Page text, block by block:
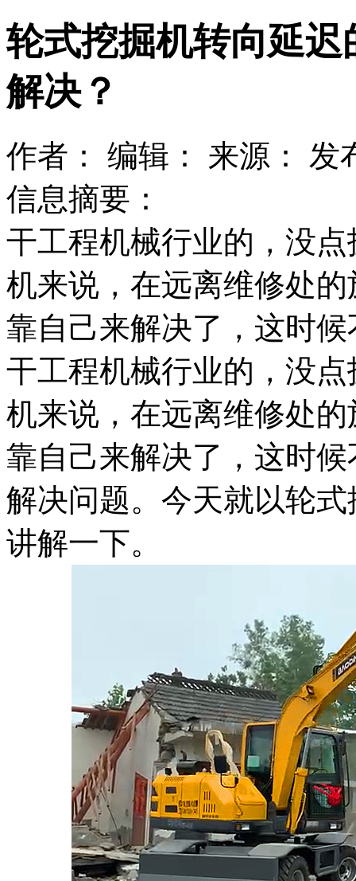
轮式挖掘机转向延
解决？
作者： 编辑： 来源： 发
信息摘要：
干工程机械行业的，没
机来说，在远离维修处
靠自己来解决了，这时
干工程机械行业的，没
机来说，在远离维修处
靠自己来解决了，这时
解决问题。今天就以轮
讲解一下。